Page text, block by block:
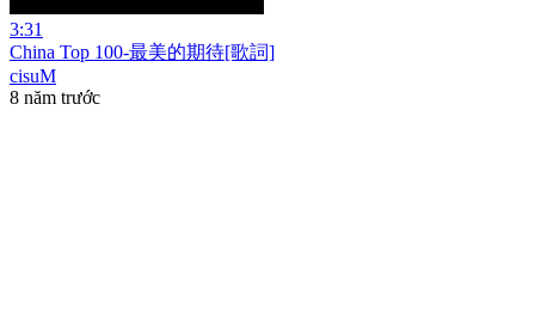
3:31
China Top 100-最美的期待[歌詞]
cisuM
8 năm trước